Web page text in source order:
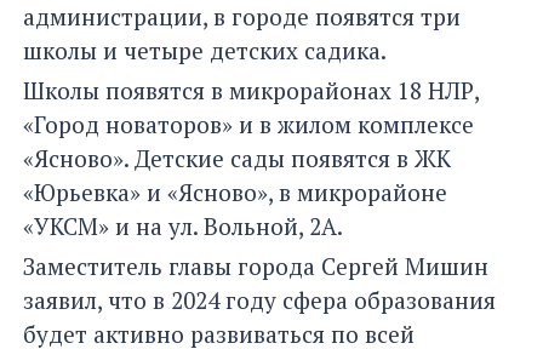
администрации, в городе появятся три
школы и четыре детских садика.
Школы появятся в микрорайонах 18 НЛР,
«Город новаторов» и в жилом комплексе
«Ясново». Детские сады появятся в ЖК
«Юрьевка» и «Ясново», в микрорайоне
«УКСМ» и на ул. Вольной, 2А.
Заместитель главы города Сергей Мишин
заявил, что в 2024 году сфера образования
будет активно развиваться по всей